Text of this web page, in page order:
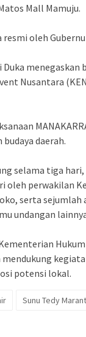
Mall Mamuju.
oleh
menegaskan
Nusantara
daerah.
selama tiga
oleh perwakilan
serta
undangan
potensi lokal.
Sunu Tedy